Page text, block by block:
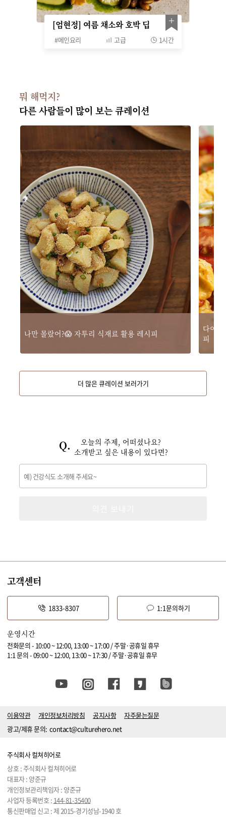
[엄현정] 여름 채소와 호박 딥
#메인요리 고급 1시간
뭐 해먹지?
다른 사람들이 많이 보는 큐레이션
나만 몰랐어?😱 자투리 식재료 활용 레시피
다이
피
더 많은 큐레이션 보러가기
오늘의 주제, 어떠셨나요?
소개받고 싶은 내용이 있다면?
고객센터
1833-8307 1:1문의하기
운영시간
전화문의 - 10:00 ~ 12:00, 13:00 ~ 17:00 / 주말·공휴일 휴무
1:1 문의 - 09:00 ~ 12:00, 13:00 ~ 17:30 / 주말·공휴일 휴무
이용약관 개인정보처리방침 공지사항
자주묻는질문
광고/제휴 문의: contact@culturehero.net
주식회사 컬쳐히어로
상호 : 주식회사 컬쳐히어로
대표자 : 양준규
개인정보관리책임자 : 양준규
사업자 등록번호 : 144-81-35400
통신판매업 신고 : 제 2015-경기성남-1940 호